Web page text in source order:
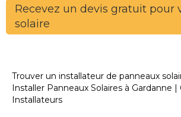
Recevez un devis gratuit pour
solaire
Trouver un installateur de panneaux
Installer Panneaux Solaires à Gardanne
Installateurs